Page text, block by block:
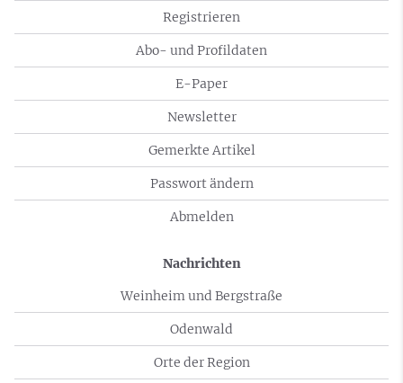
Registrieren
Abo- und Profildaten
E-Paper
Newsletter
Gemerkte Artikel
Passwort ändern
Abmelden
Nachrichten
Weinheim und Bergstraße
Odenwald
Orte der Region